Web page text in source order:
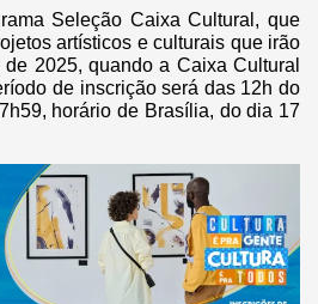
Seleção Caixa Cultural, que
artísticos e culturais que irão
2025, quando a Caixa Cultural
de inscrição será das 12h do
horário de Brasília, do dia 17